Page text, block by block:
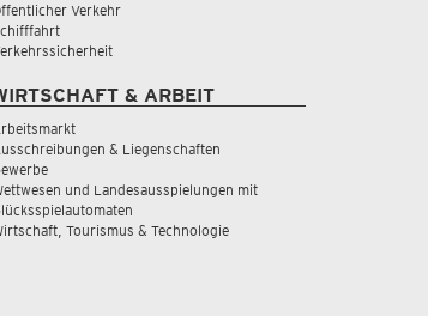
Verkehr
& ARBEIT
& Liegenschaften
und Landesausspielungen mit
Tourismus & Technologie